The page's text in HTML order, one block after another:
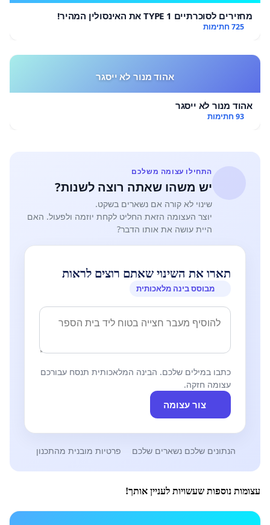
מחזירים לסוכרתיים TYPE 1 את האינסולין המהיר!
725 חתימות
אהוד מנור לא ייסגר
אהוד מנור לא ייסגר
93 חתימות
התחילו עצומה משלכם
יש משהו שאתה רוצה לשנות?
שינוי לא קורה אם נשארים בשקט.
יוצר העצומה הזאת החליט לקחת יוזמה ולפעול. האם
היית עושה את אותו הדבר?
תארו את השינוי שאתם רוצים לראות
מבוסס בינה מלאכותית
כתבו במילים שלכם. הבינה המלאכותית תנסח עבורכם
עצומה חזקה.
צור עצומה
הנתונים שלכם נשארים שלכם פרטיות מובנית מהתכנון
עצומות נוספות שעשויות לעניין אותך!